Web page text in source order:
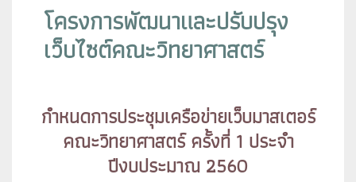
โครงการพัฒนาและปรับปรุง
เว็บไซต์คณะวิทยาศาสตร์
กำหนดการประชุมเครือข่ายเว็บมาสเตอร์
คณะวิทยาศาสตร์ ครั้งที่ 1 ประจำ
ปีงบประมาณ 2560